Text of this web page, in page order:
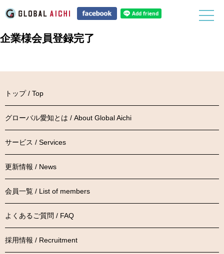
企業様会員登録完了
トップ / Top
グローバル愛知とは / About Global Aichi
サービス / Services
更新情報 / News
会員一覧 / List of members
よくあるご質問 / FAQ
採用情報 / Recruitment